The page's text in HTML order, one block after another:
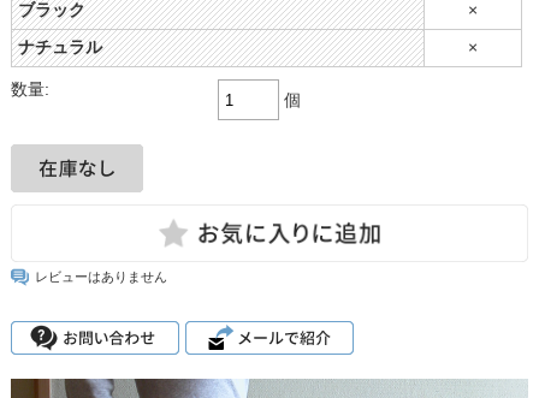
ブラック ×
ナチュラル ×
数量:
個
レビューはありません